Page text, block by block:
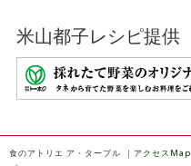
米山都子レシピ提供
食のアトリエ ア・ターブル ｜ アクセスMap